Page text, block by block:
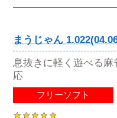
まうじゃん
息抜きに軽く遊べる
応
フリーソフト